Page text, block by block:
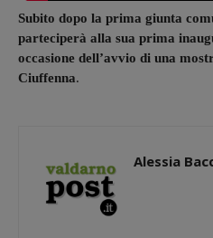
Subito dopo la prima giunta
parteciperà alla sua prima
occasione dell’avvio di una
Ciuffenna.
Alessia